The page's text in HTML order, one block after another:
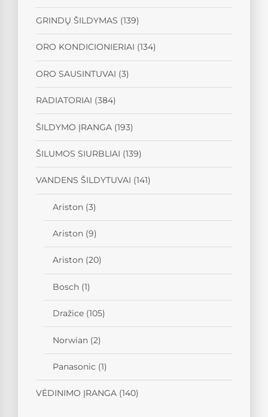
GRINDŲ ŠILDYMAS (139)
ORO KONDICIONIERIAI (134)
ORO SAUSINTUVAI (3)
RADIATORIAI (384)
ŠILDYMO ĮRANGA (193)
ŠILUMOS SIURBLIAI (139)
VANDENS ŠILDYTUVAI (141)
Ariston (3)
Ariston (9)
Ariston (20)
Bosch (1)
Dražice (105)
Norwian (2)
Panasonic (1)
VĖDINIMO ĮRANGA (140)